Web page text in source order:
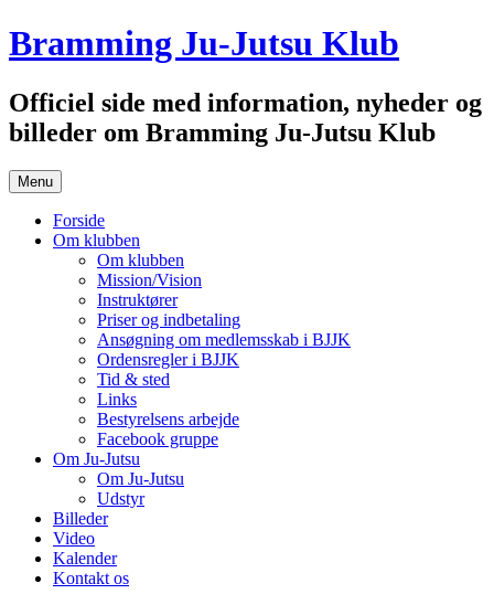
Hop
til
Bramming Ju-Jutsu Klub
Officiel side med information, nyheder og
billeder om Bramming Ju-Jutsu Klub
Menu
Forside
Om klubben
Om klubben
Mission/Vision
Instruktører
Priser og indbetaling
Ansøgning om medlemsskab i BJJK
Ordensregler i BJJK
Tid & sted
Links
Bestyrelsens arbejde
Facebook gruppe
Om Ju-Jutsu
Om Ju-Jutsu
Udstyr
Billeder
Video
Kalender
Kontakt os